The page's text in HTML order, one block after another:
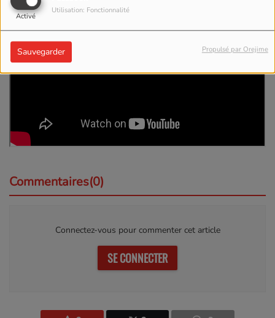
Activé
Utilisation: Fonctionnalité
Sauvegarder Propulsé par Orejime
Commentaires(0)
Connectez-vous pour commenter cet article
SE CONNECTER